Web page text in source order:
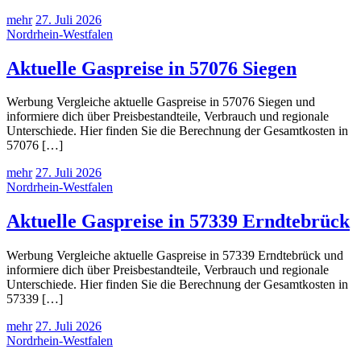
mehr 27. Juli 2026
Nordrhein-Westfalen
Aktuelle Gaspreise in 57076 Siegen
Werbung Vergleiche aktuelle Gaspreise in 57076 Siegen und
informiere dich über Preisbestandteile, Verbrauch und regionale
Unterschiede. Hier finden Sie die Berechnung der Gesamtkosten in
57076 […]
mehr 27. Juli 2026
Nordrhein-Westfalen
Aktuelle Gaspreise in 57339 Erndtebrück
Werbung Vergleiche aktuelle Gaspreise in 57339 Erndtebrück und
informiere dich über Preisbestandteile, Verbrauch und regionale
Unterschiede. Hier finden Sie die Berechnung der Gesamtkosten in
57339 […]
mehr 27. Juli 2026
Nordrhein-Westfalen